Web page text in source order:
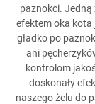
paznokci. Jedną
efektem oka kota
gładko po
ani
kontrolom
doskonały
naszego żelu do